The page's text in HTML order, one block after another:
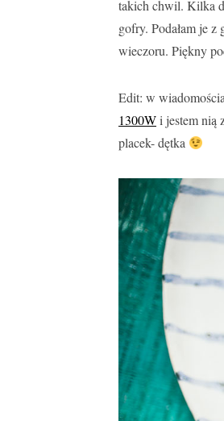
takich chwil. Kilka
gofry. Podałam je
wieczoru. Piękny
Edit: w
1300Wi jestem nią
placek- dętka